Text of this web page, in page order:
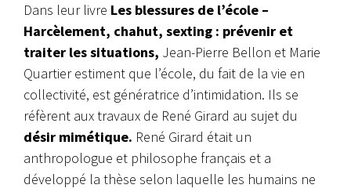
Dans leur livre Les blessures de l’école –
Harcèlement, chahut, sexting : prévenir et
traiter les situations, Jean-Pierre Bellon et Marie
Quartier estiment que l’école, du fait de la vie en
collectivité, est génératrice d’intimidation. Ils se
réfèrent aux travaux de René Girard au sujet du
désir mimétique. René Girard était un
anthropologue et philosophe français et a
développé la thèse selon laquelle les humains ne